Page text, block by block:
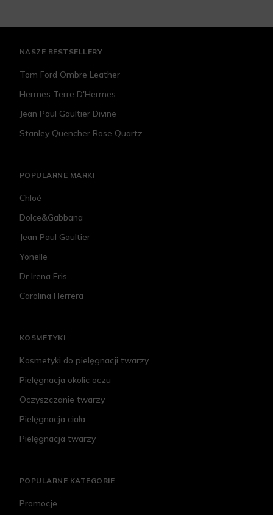
NASZE BESTSELLERY
Tom Ford Ombre Leather
Hermes Terre D'Hermes
Jean Paul Gaultier Divine
Stanley Quencher Rose Quartz
POPULARNE MARKI
Chloé
Dolce&Gabbana
Jean Paul Gaultier
Yonelle
Dr Irena Eris
Carolina Herrera
KOSMETYKI
Kosmetyki do pielęgnacji twarzy
Pielęgnacja okolic oczu
Oczyszczanie twarzy
Pielęgnacja ciała
Pielęgnacja twarzy
POPULARNE KATEGORIE
Promocje